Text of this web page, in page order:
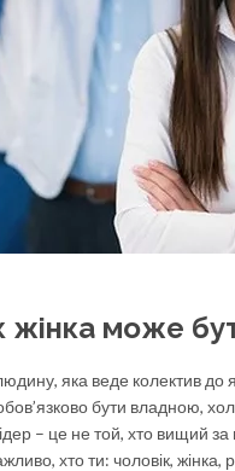
жінка може
яка веде колектив до
бути владною,
– це не той, хто вищий
хто ти: чоловік,